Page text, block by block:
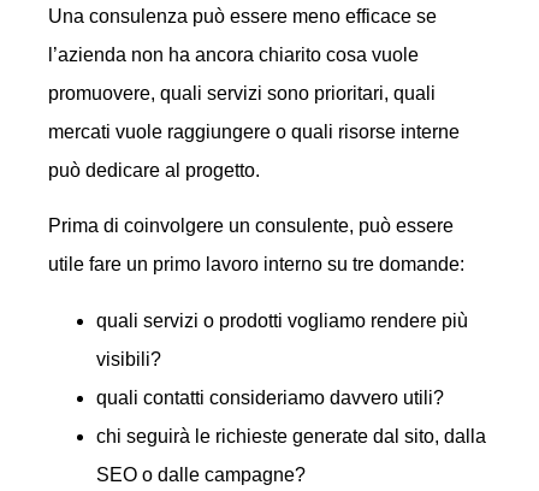
Una consulenza può essere meno efficace se
l’azienda non ha ancora chiarito cosa vuole
promuovere, quali servizi sono prioritari, quali
mercati vuole raggiungere o quali risorse interne
può dedicare al progetto.
Prima di coinvolgere un consulente, può essere
utile fare un primo lavoro interno su tre domande:
quali servizi o prodotti vogliamo rendere più
visibili?
quali contatti consideriamo davvero utili?
chi seguirà le richieste generate dal sito, dalla
SEO o dalle campagne?